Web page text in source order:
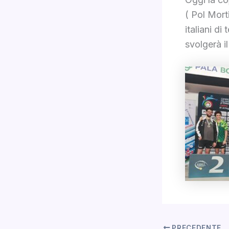
( Pol
italiani di
svolgerà